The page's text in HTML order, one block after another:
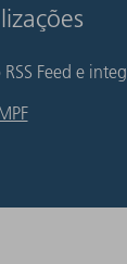
Feed e